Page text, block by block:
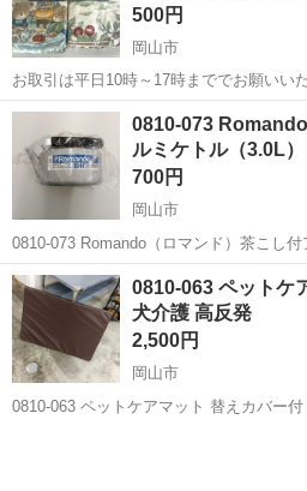
500円
岡山市
お取引は平日10時～17時まででお願い
しておりません。 未使用タオルまとめ 未開封品の為、広げての確認は
岡山 岡山市 家庭用品 タオル
0810-073
ルミケトル（3.0L）
700円
岡山市
0810-073 Romando（ロマンド）茶こし付ア
態】 ・使用に伴う多少のスレ、キズ、落
ます ・詳細は現地でご確認ください ・
岡山 岡山市
0810-063 ペットケ
犬介護 高反発
2,500円
岡山市
0810-063 ペットケアマット 替えカバー付